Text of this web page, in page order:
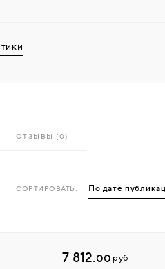
ОТЗЫВЫ (0)
СОРТИРОВАТЬ:
7 812.00 руб